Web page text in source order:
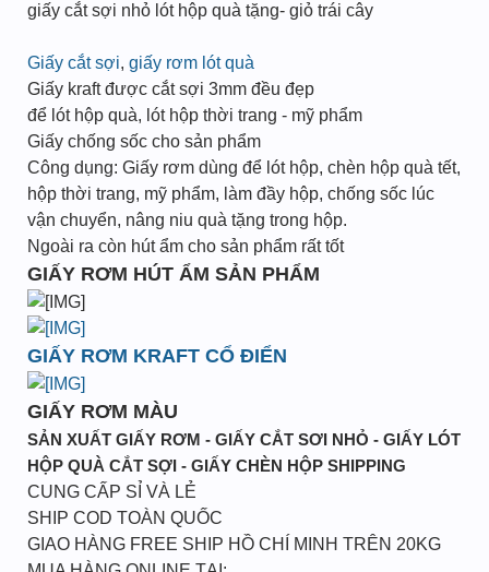
giấy cắt sợi nhỏ lót hộp quà tặng- giỏ trái cây
Giấy cắt sợi, giấy rơm lót quà
Giấy kraft được cắt sợi 3mm đều đẹp
để lót hộp quà, lót hộp thời trang - mỹ phẩm
Giấy chống sốc cho sản phẩm
Công dụng: Giấy rơm dùng để lót hộp, chèn hộp quà tết,
hộp thời trang, mỹ phẩm, làm đầy hộp, chống sốc lúc
vận chuyển, nâng niu quà tặng trong hộp.
Ngoài ra còn hút ẩm cho sản phẩm rất tốt
GIẤY RƠM HÚT ẨM SẢN PHẨM
GIẤY RƠM KRAFT CỔ ĐIỂN
GIẤY RƠM MÀU
SẢN XUẤT GIẤY RƠM - GIẤY CẮT SƠI NHỎ - GIẤY LÓT
HỘP QUÀ CẮT SỢI - GIẤY CHÈN HỘP SHIPPING
CUNG CẤP SỈ VÀ LẺ
SHIP COD TOÀN QUỐC
GIAO HÀNG FREE SHIP HỒ CHÍ MINH TRÊN 20KG